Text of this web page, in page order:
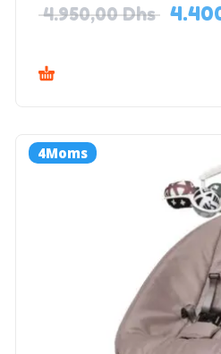
4.950,00Dhs
4Moms